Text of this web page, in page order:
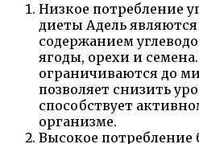
Низкое потребление
диеты Адель
содержанием
ягоды, орехи и
ограничиваются до
позволяет снизить
способствует
организме.
Высокое потребление